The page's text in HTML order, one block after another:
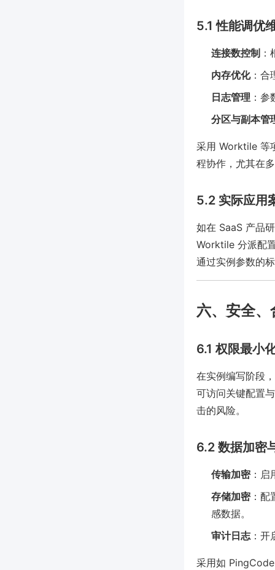
5.1 性能调优
连接数控制
内存优化：合
日志管理 ：
分区与副本管
采用 Worktile 等
程协作，尤其在
5.2 实际应用
如在 SaaS 产品
Worktile 分派配
通过实例参数的
六、安全
6.1 权限最小
在实例编写阶段
可访问关键配置
击的风险。
6.2 数据加密
传输加密：启
存储加密：配
感数据。
审计日志：开
采用如